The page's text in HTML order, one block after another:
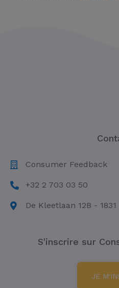
Consumer Feedback
+32 2 703 03 50
De Kleetlaan 12B -
S'inscrire sur
JE